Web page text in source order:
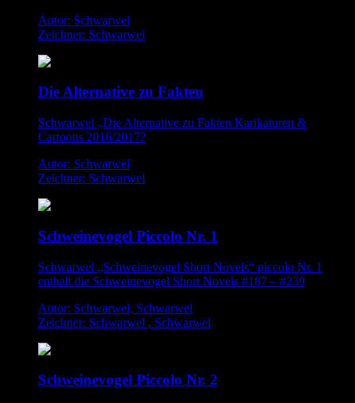
Autor: Schwarwel
Zeichner: Schwarwel
Die Alternative zu Fakten
Schwarwel „Die Alternative zu Fakten Karikaturen &
Cartoons 2016/2017?
Autor: Schwarwel
Zeichner: Schwarwel
Schweinevogel Piccolo Nr. 1
Schwarwel „Schweinevogel Short Novels“ piccolo Nr. 1
enthält die Schweinevogel Short Novels #187 – #239
Autor: Schwarwel, Schwarwel
Zeichner: Schwarwel , Schwarwel
Schweinevogel Piccolo Nr. 2